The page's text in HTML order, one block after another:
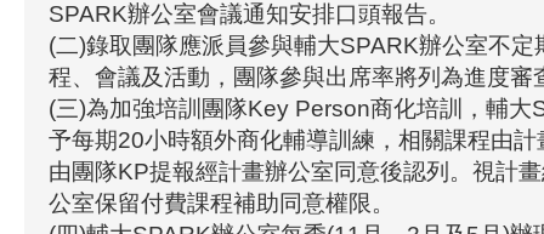
SPARK辦公室會議通知安排口頭報告。
(二)錄取團隊應派員參與輔大SPARK辦公室不定
程、會議及活動，團隊參與出席率將列為進度審
(三)為加強培訓團隊Key Person商化培訓，輔大
予每期20小時額外商化輔導訓練，相關課程由
由團隊KP提報經計畫辦公室同意後認列。視計
公室保留付費課程補助同意權限。